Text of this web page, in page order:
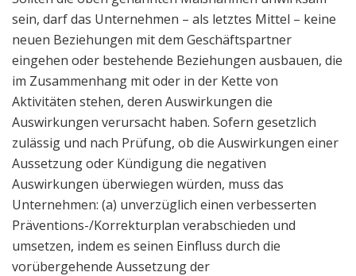
sein, darf das Unternehmen – als letztes Mittel – keine
neuen Beziehungen mit dem Geschäftspartner
eingehen oder bestehende Beziehungen ausbauen, die
im Zusammenhang mit oder in der Kette von
Aktivitäten stehen, deren Auswirkungen die
Auswirkungen verursacht haben. Sofern gesetzlich
zulässig und nach Prüfung, ob die Auswirkungen einer
Aussetzung oder Kündigung die negativen
Auswirkungen überwiegen würden, muss das
Unternehmen: (a) unverzüglich einen verbesserten
Präventions-/Korrekturplan verabschieden und
umsetzen, indem es seinen Einfluss durch die
vorübergehende Aussetzung der